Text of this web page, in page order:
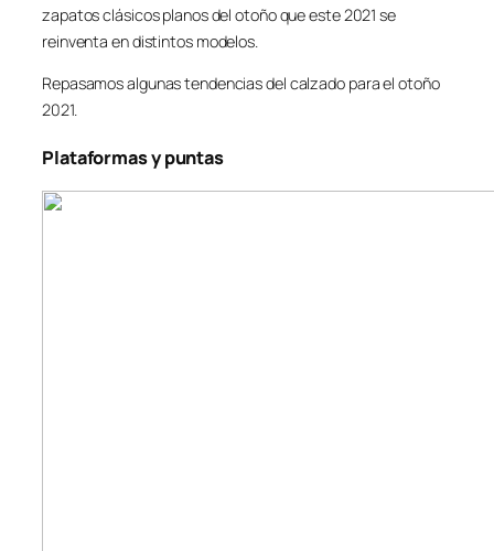
zapatos clásicos planos del otoño que este 2021 se
reinventa en distintos modelos.
Repasamos algunas tendencias del calzado para el otoño
2021.
Plataformas y puntas